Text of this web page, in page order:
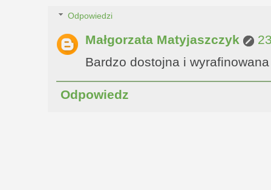
Odpowiedzi
Małgorzata Matyjaszczyk
Bardzo dostojna i wyrafinowana
Odpowiedz